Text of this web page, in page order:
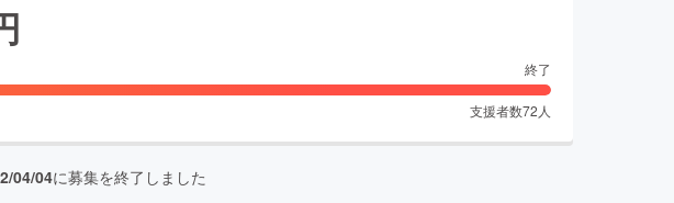
終了
支援者数72 人
04/04に募集を終了しました